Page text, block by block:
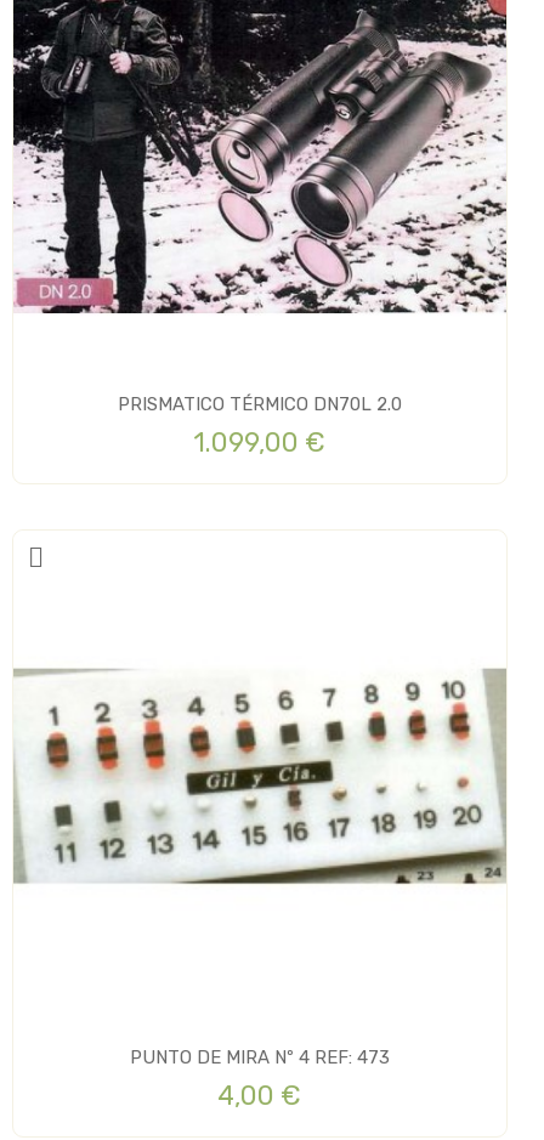
PRISMATICO TÉRMICO DN70L 2.0
1.099,00 €
PUNTO DE MIRA Nº 4 REF: 473
4,00 €